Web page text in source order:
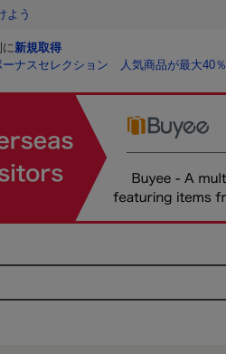
よう
新規取得
ーナスセレクション 人気商品が最大40％